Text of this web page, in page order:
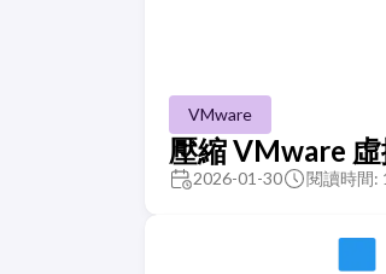
VMware
壓縮 VMware
2026-01-30 閱讀時間: